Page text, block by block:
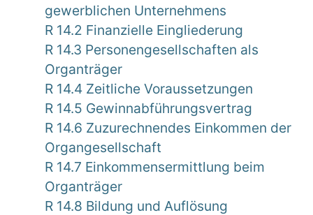
gewerblichen Unternehmens
R 14.2 Finanzielle Eingliederung
R 14.3 Personengesellschaften als
Organträger
R 14.4 Zeitliche Voraussetzungen
R 14.5 Gewinnabführungsvertrag
R 14.6 Zuzurechnendes Einkommen der
Organgesellschaft
R 14.7 Einkommensermittlung beim
Organträger
R 14.8 Bildung und Auflösung